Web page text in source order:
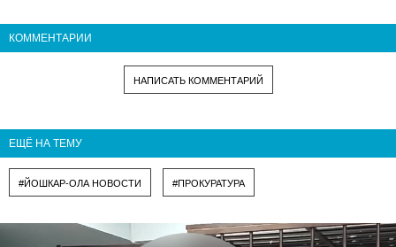
КОММЕНТАРИИ
НАПИСАТЬ КОММЕНТАРИЙ
ЕЩЁ НА ТЕМУ
#ЙОШКАР-ОЛА НОВОСТИ #ПРОКУРАТУРА